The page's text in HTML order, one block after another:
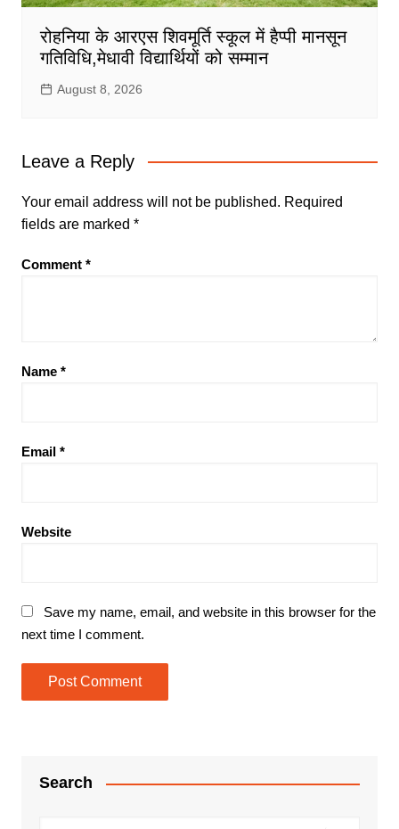
रोहनिया के आरएस शिवमूर्ति स्कूल में हैप्पी मानसून
गतिविधि,मेधावी विद्यार्थियों को सम्मान
August 8, 2026
Leave a Reply
Your email address will not be published. Required
fields are marked *
Comment *
Name *
Email *
Website
Save my name, email, and website in this browser for the
next time I comment.
Search